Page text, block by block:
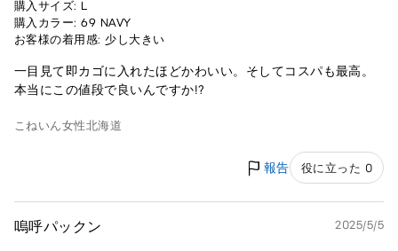
購入サイズ: L
購入カラー: 69 NAVY
お客様の着用感: 少し大きい
一目見て即カゴに入れたほどかわいい。そしてコスパも最高。
本当にこの値段で良いんですか!?
こねいん女性北海道
報告 役に立った 0
嗚呼パックン 2025/5/5